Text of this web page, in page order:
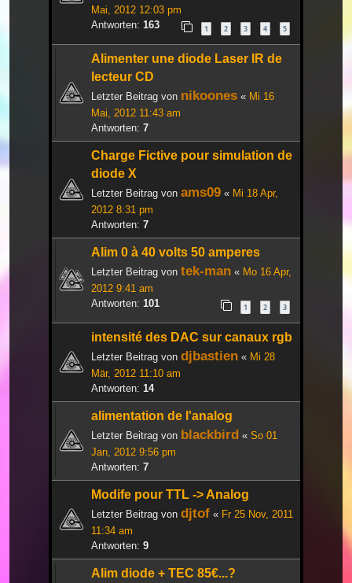
Mai, 2012 12:03 pm
Antworten: 163 1 2 3 4 5
Alimenter une diode Laser IR de
lecteur CD
Letzter Beitrag von nikoones « Mi 16
Mai, 2012 11:43 am
Antworten: 7
Charge Fictive pour simulation de
diode X
Letzter Beitrag von ams09 « Mi 18 Apr,
2012 8:31 pm
Antworten: 7
Alim 0 à 40 volts 50 amperes
Letzter Beitrag von tek-man « Mo 16 Apr,
2012 9:41 am
Antworten: 101 1 2 3
intensité des DAC sur canaux rgb
Letzter Beitrag von djbastien « Mi 28
Mär, 2012 11:10 am
Antworten: 14
alimentation de l'analog
Letzter Beitrag von blackbird « So 01
Jan, 2012 9:56 pm
Antworten: 7
Modife pour TTL -> Analog
Letzter Beitrag von djtof « Fr 25 Nov, 2011
11:34 am
Antworten: 9
Alim diode + TEC 85€...?